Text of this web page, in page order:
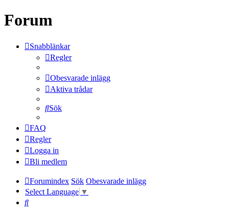
Forum
Snabblänkar
Regler
Obesvarade inlägg
Aktiva trådar
Sök
FAQ
Regler
Logga in
Bli medlem
Forumindex Sök Obesvarade inlägg
Select Language ▼
Sök